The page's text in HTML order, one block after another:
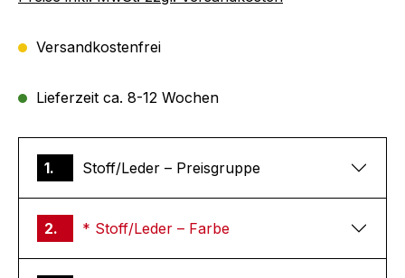
Versandkostenfrei
Lieferzeit ca. 8-12 Wochen
1. Stoff/Leder – Preisgruppe
2. * Stoff/Leder – Farbe